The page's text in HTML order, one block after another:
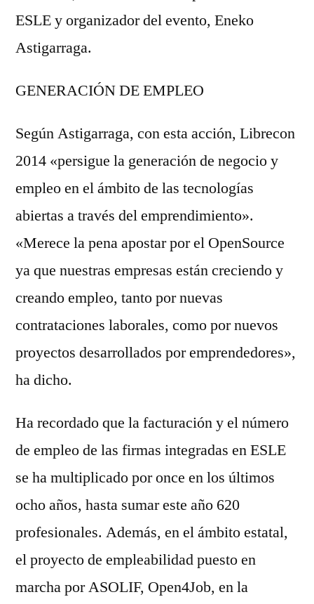
ESLE y organizador del evento, Eneko
Astigarraga.
GENERACIÓN DE EMPLEO
Según Astigarraga, con esta acción, Librecon
2014 «persigue la generación de negocio y
empleo en el ámbito de las tecnologías
abiertas a través del emprendimiento».
«Merece la pena apostar por el OpenSource
ya que nuestras empresas están creciendo y
creando empleo, tanto por nuevas
contrataciones laborales, como por nuevos
proyectos desarrollados por emprendedores»,
ha dicho.
Ha recordado que la facturación y el número
de empleo de las firmas integradas en ESLE
se ha multiplicado por once en los últimos
ocho años, hasta sumar este año 620
profesionales. Además, en el ámbito estatal,
el proyecto de empleabilidad puesto en
marcha por ASOLIF, Open4Job, en la